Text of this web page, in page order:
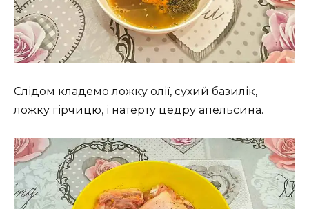
Слідом кладемо ложку олії, сухий базилік,
ложку гірчицю, і натерту цедру апельсина.